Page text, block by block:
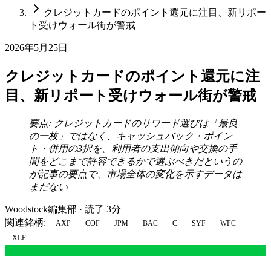
クレジットカードのポイント還元に注目、新リポー
ト受けウォール街が警戒
2026年5月25日
クレジットカードのポイント還元に注
目、新リポート受けウォール街が警戒
要点: クレジットカードのリワード選びは「最良
の一枚」ではなく、キャッシュバック・ポイン
ト・併用の3択を、利用者の支出傾向や交換の手
間をどこまで許容できるかで選ぶべきだというの
が記事の要点で、市場全体の変化を示すデータは
まだない
Woodstock編集部 · 読了 3分
関連銘柄:
AXP COF JPM BAC C SYF
WFC
XLF